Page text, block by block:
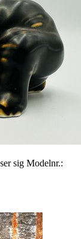
sig Modelnr.: